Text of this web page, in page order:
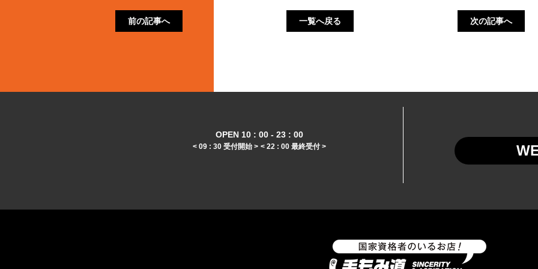
前の記事へ 一覧へ戻る 次の記事へ
OPEN 10 : 00 - 23 : 00
< 09 : 30 受付開始 > < 22 : 00 最終受付 >